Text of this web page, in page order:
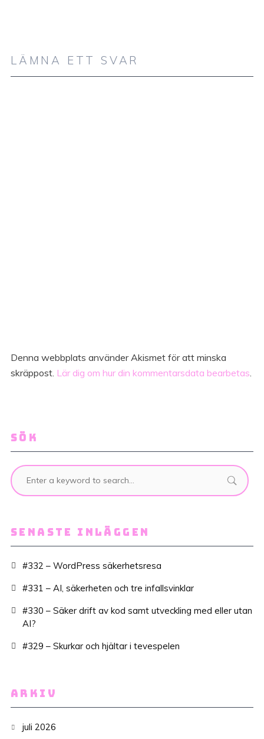
LÄMNA ETT SVAR
Denna webbplats använder Akismet för att minska
skräppost. Lär dig om hur din kommentarsdata bearbetas
SÖK
SENASTE INLÄGGEN
#332 – WordPress säkerhetsresa
#331 – AI, säkerheten och tre infallsvinklar
#330 – Säker drift av kod samt utveckling med eller utan
AI?
#329 – Skurkar och hjältar i tevespelen
ARKIV
juli 2026